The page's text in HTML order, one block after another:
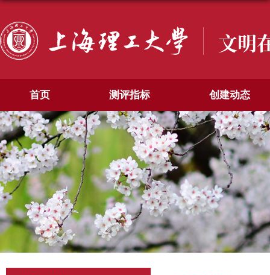
文明
首页 测评指标 创建动态